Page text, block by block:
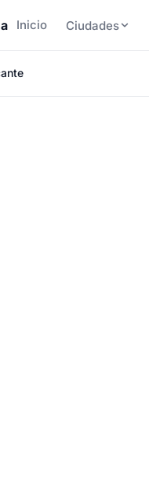
Inicio Ciudades